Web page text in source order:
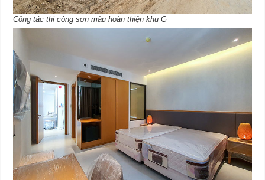
Công tác thi công sơn màu hoàn thiện khu G